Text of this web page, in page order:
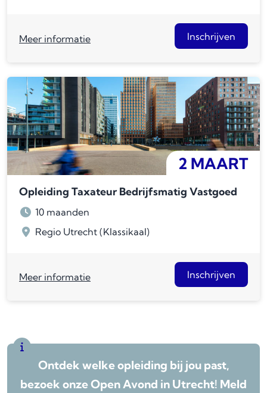
Meer informatie Inschrijven
2 MAART
Opleiding Taxateur Bedrijfsmatig Vastgoed
10 maanden
Regio Utrecht (Klassikaal)
Meer informatie Inschrijven
Ontdek welke opleiding bij jou past,
bezoek onze Open Avond in Utrecht! Meld